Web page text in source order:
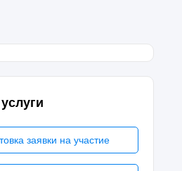
заявки на участие